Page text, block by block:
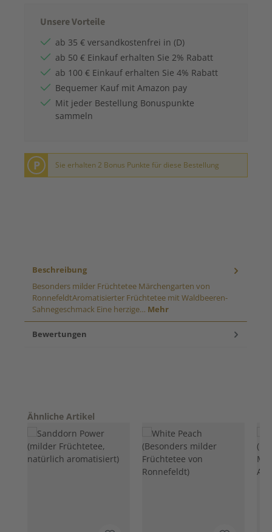
Unsere Vorteile
ab 35 € versandkostenfrei in (D)
ab 50 € Einkauf erhalten Sie 2% Rabatt
ab 100 € Einkauf erhalten Sie 4% Rabatt
Bequemer Kauf mit Amazon pay
Mit jeder Bestellung Bonuspunkte
sammeln
P Sie erhalten 2 Bonus Punkte für diese Bestellung
Beschreibung
Besonders milder Früchtetee Märchengarten von
RonnefeldtAromatisierter Früchtetee mit Waldbeeren-
Sahnegeschmack Eine herzige… Mehr
Bewertungen
Produktgalerie überspringen
Ähnliche Artikel